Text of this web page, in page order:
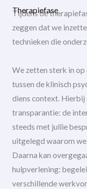
Therapiefase
Tijdens de
zeggen dat we
technieken die
We zetten sterk in
tussen de klinisch
diens context. Hierbij
transparantie: de
steeds met jullie
uitgelegd waarom
Daarna kan
hulpverlening:
verschillende